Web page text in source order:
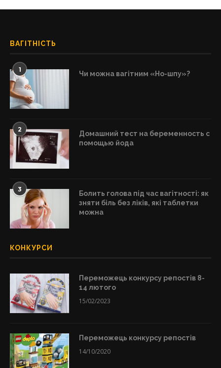
ВАГІТНІСТЬ
1 Чи можна вагітним «Но-шпу»?
2
Домашний тест на беременность с
помощью йода
3
Болить голова під час вагітності: як
зняти біль без ліків, які таблетки
можна
КОНКУРСИ
Переможець конкурсу репостів 8-
14 лютого
15/02/2023
Переможець конкурсу репостів
14/10/2020